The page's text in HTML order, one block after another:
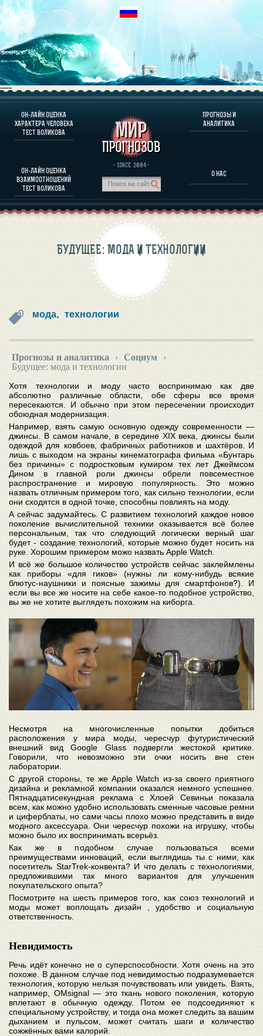
----
ОН-ЛАЙН ОЦЕНКА
ХАРАКТЕРА ЧЕЛОВЕКА
ТЕСТ ВОЛИКОВА
ОН-ЛАЙН ОЦЕНКА
ВЗАИМООТНОШЕНИЙ
ТЕСТ ВОЛИКОВА
· SINCE. 2004 ·
ПРОГНОЗЫ И
АНАЛИТИКА
О НАС
О ПРОГРАММЕ
ОЦЕНКА ХАРАКТЕРA ЧЕЛОВЕКА
ОЦЕНКА ХАРАКТЕРА ВЫДАЮЩИХСЯ ЛИЧНОСТЕЙ
О ПРОГРАММЕ
ПРОГНОЗЫ И АНАЛИТИКА
БУДУЩЕЕ: МОДА И ТЕХНОЛОГИИ
мода, технологии
Прогнозы и аналитика › Социум
›
Будущее: мода и технологии
Хотя технологии и моду часто воспринимаю как две
абсолютно различные области, обе сферы все время
пересекаются. И обычно при этом пересечении происходит
обоюдная модернизация.
Например, взять самую основную одежду современности —
джинсы. В самом начале, в середине XIX века, джинсы были
одеждой для ковбоев, фабричных работников и шахтёров. И
лишь с выходом на экраны кинематографа фильма «Бунтарь
без причины» с подростковым кумиром тех лет Джеймсом
Дином в главной роли джинсы обрели повсеместное
распространение и мировую популярность. Это можно
назвать отличным примером того, как сильно технологии, если
они сходятся в одной точке, способны повлиять на моду.
А сейчас задумайтесь. С развитием технологий каждое новое
поколение вычислительной техники оказывается всё более
персональным, так что следующий логически верный шаг
будет - создание технологий, которые можно будет носить на
руке. Хорошим примером можо назвать Apple Watch.
И всё же большое количество устройств сейчас заклеймлены
как приборы «для гиков» (нужны ли кому-нибудь всякие
блютус-наушники и поясные зажимы для смартфонов?). И
если вы все же носите на себе какое-то подобное устройство,
вы же не хотите выглядеть похожим на киборга.
Несмотря на многочисленные попытки добиться
расположения у мира моды, чересчур футуристический
внешний вид Google Glass подвергли жестокой критике.
Говорили, что невозможно эти очки носить вне стен
лаборатории.
С другой стороны, те же Apple Watch из-за своего приятного
дизайна и рекламной компании оказался немного успешнее.
Пятнадцатисекундная реклама с Хлоей Севиньи показала
всем, как можно удобно использовать сменные часовые ремни
и циферблаты, но сами часы плохо можно представить в виде
модного аксессуара. Они чересчур похожи на игрушку, чтобы
можно было их воспринимать всерьёз.
Как же в подобном случае пользоваться всеми
преимуществами инноваций, если выглядишь ты с ними, как
посетитель StarTrek-конвента? И что делать с технологиями,
предложившими так много вариантов для улучшения
покупательского опыта?
Посмотрите на шесть примеров того, как союз технологий и
моды может воплощать дизайн , удобство и социальную
ответственность.
Невидимость
Речь идёт конечно не о суперспособности. Хотя очень на это
похоже. В данном случае под невидимостью подразумевается
технология, которую нельзя почувствовать или увидеть. Взять,
например, OMsignal — это ткань нового поколения, которую
вплетают в обычную одежду. Потом ее подсоединяют к
специальному устройству, и тогда она может следить за вашим
дыханием и пульсом, может считать шаги и количество
сожжённых вами калорий.